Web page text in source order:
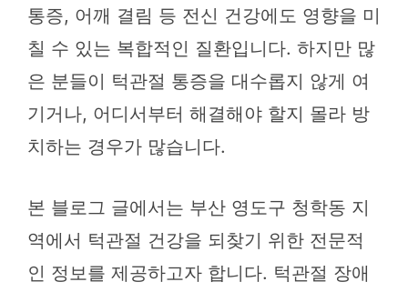
통증, 어깨 결림 등 전신 건강에도 영향을 미
칠 수 있는 복합적인 질환입니다. 하지만 많
은 분들이 턱관절 통증을 대수롭지 않게 여
기거나, 어디서부터 해결해야 할지 몰라 방
치하는 경우가 많습니다.
본 블로그 글에서는 부산 영도구 청학동 지
역에서 턱관절 건강을 되찾기 위한 전문적
인 정보를 제공하고자 합니다. 턱관절 장애